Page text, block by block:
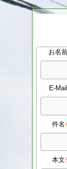
お名
E-Mail
件名
本文